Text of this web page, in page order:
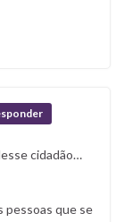
cidadão…
pessoas que se